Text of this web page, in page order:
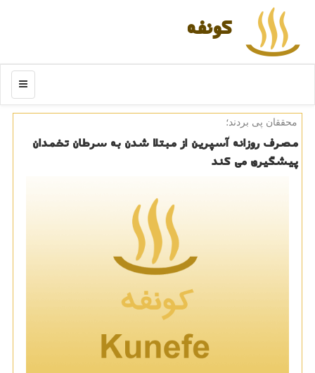
كونفه
منو
محققان پی بردند؛
مصرف روزانه آسپرین از مبتلا شدن به سرطان تخمدان
پیشگیری می كند